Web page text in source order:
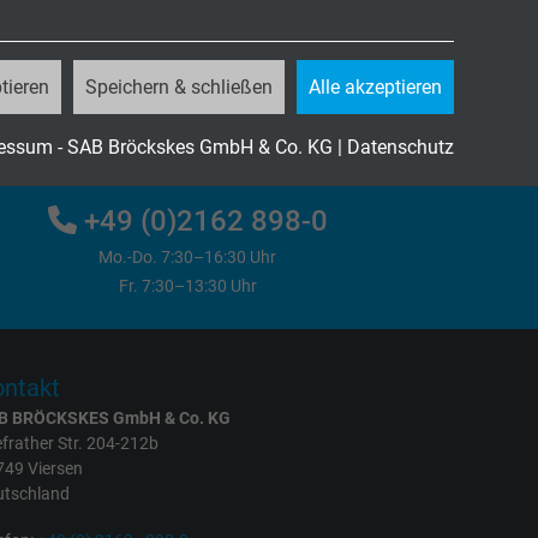
Speichern & schließen Alle akzeptieren
- SAB Bröckskes GmbH & Co. KG | Datenschutz
Jetzt unverbindliche Anfrage senden
+49 (0)2162 898-0
Mo.-Do. 7:30–16:30 Uhr
Fr. 7:30–13:30 Uhr
BRÖCKSKES GmbH & Co. KG
Str. 204-212b
Viersen